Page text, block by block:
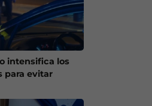
intensifica los
para evitar